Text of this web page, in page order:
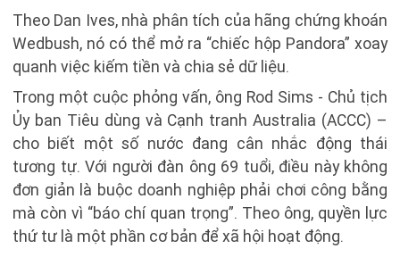
Theo Dan Ives, nhà phân tích của hãng chứng khoán
Wedbush, nó có thể mở ra “chiếc hộp Pandora” xoay
quanh việc kiếm tiền và chia sẻ dữ liệu.
Trong một cuộc phỏng vấn, ông Rod Sims - Chủ tịch
Ủy ban Tiêu dùng và Cạnh tranh Australia (ACCC) –
cho biết một số nước đang cân nhắc động thái
tương tự. Với người đàn ông 69 tuổi, điều này không
đơn giản là buộc doanh nghiệp phải chơi công bằng
mà còn vì “báo chí quan trọng”. Theo ông, quyền lực
thứ tư là một phần cơ bản để xã hội hoạt động.